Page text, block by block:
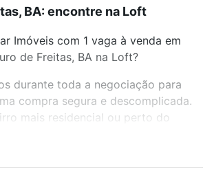
BA: encontre na Loft
Imóveis com 1 vaga à venda em
de Freitas, BA na Loft?
durante toda a negociação para
compra segura e descomplicada.
mais residencial ou perto do
com 1 vaga à venda em
de Freitas, BA para conquistar